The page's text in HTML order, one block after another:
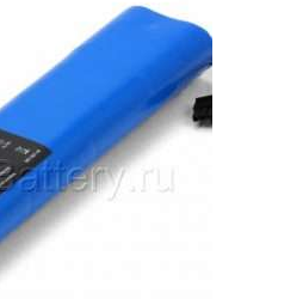
4,389.00₽.
3,990.00₽.